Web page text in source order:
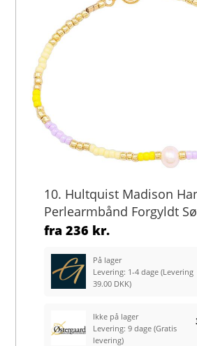
10. Hultquist Madison
Perlearmbånd Forgyldt
fra236 kr.
På lager
Levering: 1-4 dage(Levering
39.00 DKK)
Ikke på lager
Levering: 9 dage(Gratis
levering)